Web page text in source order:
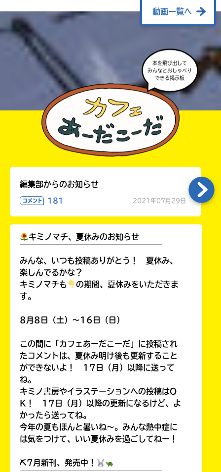
動画一覧へ
本を飛び出して
みんなとおしゃべり
できる掲示板
編集部からのお知らせ
コメント 181 2021年07月29日
キミノマチ、夏休みのお知らせ
みんな、いつも投稿ありがとう！ 夏休み、
楽しんでるかな？
キミノマチも
の期間、夏休みをいただきま
す。
8月8日（土）～16日（日）
この間に「カフェあーだこーだ」に投稿され
たコメントは、夏休み明け後も更新すること
ができないよ！ 17日（月）以降に送って
ね。
キミノ書房やイラステーションへの投稿はO
K！ 17日（月）以降の更新になるけど、よ
かったら送ってね。
今年の夏もほんと暑いね～。みんな熱中症に
は気をつけて、いい夏休みを過ごしてねー！
⛏7月新刊、発売中！